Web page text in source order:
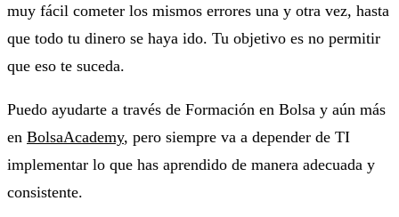
muy fácil cometer los mismos errores una y otra vez, hasta
que todo tu dinero se haya ido. Tu objetivo es no permitir
que eso te suceda.
Puedo ayudarte a través de Formación en Bolsa y aún más
en BolsaAcademy, pero siempre va a depender de TI
implementar lo que has aprendido de manera adecuada y
consistente.